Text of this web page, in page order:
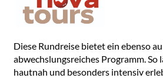
Diese Rundreise bietet ein ebenso
abwechslungsreiches Programm. So
hautnah und besonders intensiv